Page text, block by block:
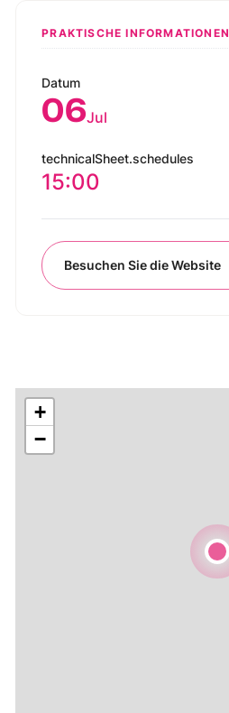
PRAKTISCHE INFORMATIONEN
Datum
06Jul
technicalSheet.schedules
15:00
Besuchen Sie die Website
+
−